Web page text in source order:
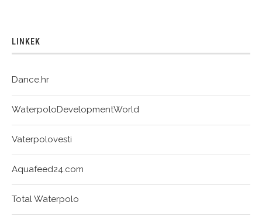
LINKEK
Dance.hr
WaterpoloDevelopmentWorld
Vaterpolovesti
Aquafeed24.com
Total Waterpolo